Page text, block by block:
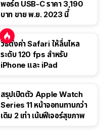
พอร์ต USB-C ราคา 3,190
บาท ขาย พ.ย. 2023 นี้
วิธีตั้งค่า Safari ให้ลื่นไหล
ระดับ 120 fps สำหรับ
iPhone และ iPad
สรุปเปิดตัว Apple Watch
Series 11 หน้าจอทนทานกว่า
เดิม 2 เท่า เน้นฟีเจอร์สุขภาพ